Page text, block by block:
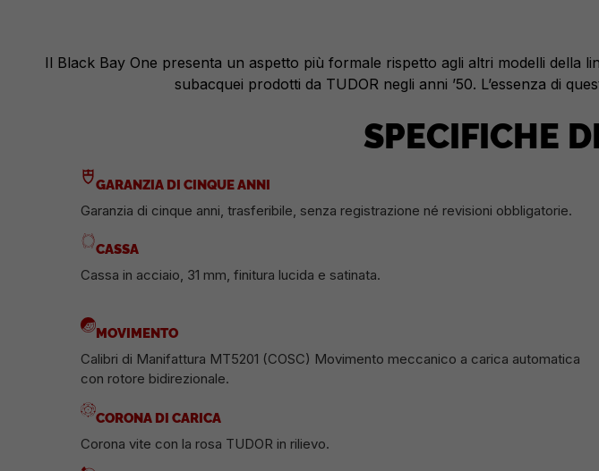
Il Black Bay One presenta un aspetto più formale rispetto agli altri modelli della
subacquei prodotti da TUDOR negli anni ’50. L’essenza di
SPECIFICHE
GARANZIA DI CINQUE ANNI
Garanzia di cinque anni, trasferibile, senza registrazione né revisioni obbligatorie.
CASSA
Cassa in acciaio, 31 mm, finitura lucida e satinata.
MOVIMENTO
Calibri di Manifattura MT5201 (COSC) Movimento meccanico a carica automatica
con rotore bidirezionale.
CORONA DI CARICA
Corona vite con la rosa TUDOR in rilievo.